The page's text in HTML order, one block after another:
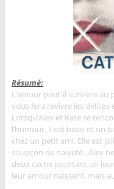
Résumé:
L’amour peut-il survivre au
vous fera revivre les
Lorsqu’Alex et Kate se
l’humour, il est beau et un
chez un petit ami. Elle est
soupçon de naïveté : Alex
deux cache pourtant un
leur amour naissant, mais